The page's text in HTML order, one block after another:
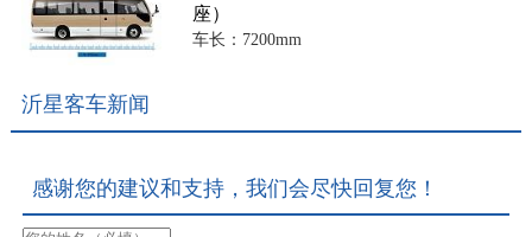
座）
车长：7200mm
沂星客车新闻
感谢您的建议和支持，我们会尽快回复您！